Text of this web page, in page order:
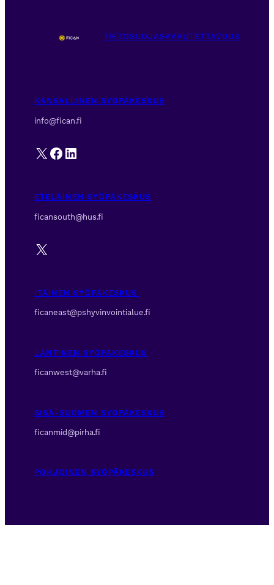
TIETOSUOJASAAVUTETTAVUUS
KANSALLINEN SYÖPÄKESKUS
info@fican.fi
X Facebook
LinkedIn
ETELÄINEN SYÖPÄKESKUS
ficansouth@hus.fi
X
ITÄINEN SYÖPÄKESKUS
ficaneast@pshyvinvointialue.fi
LÄNTINEN SYÖPÄKESKUS
ficanwest@varha.fi
SISÄ-SUOMEN SYÖPÄKESKUS
ficanmid@pirha.fi
POHJOINEN SYÖPÄKESKUS